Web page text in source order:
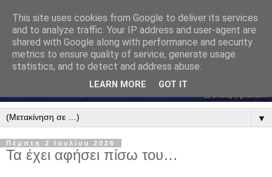
▼
Πέμπτη 2 Ιουλίου 2026
Τα έχει αφήσει πίσω του…
This site uses cookies from Google to deliver its services
and to analyze traffic. Your IP address and user-agent are
shared with Google along with performance and security
metrics to ensure quality of service, generate usage
statistics, and to detect and address abuse.
LEARN MORE GOT IT